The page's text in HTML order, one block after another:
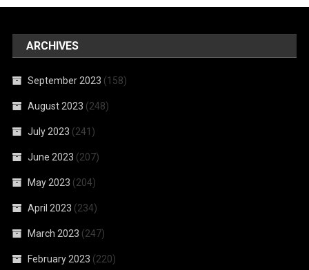
ARCHIVES
September 2023 (158)
August 2023 (248)
July 2023 (241)
June 2023 (207)
May 2023 (204)
April 2023 (234)
March 2023 (247)
February 2023 (220)